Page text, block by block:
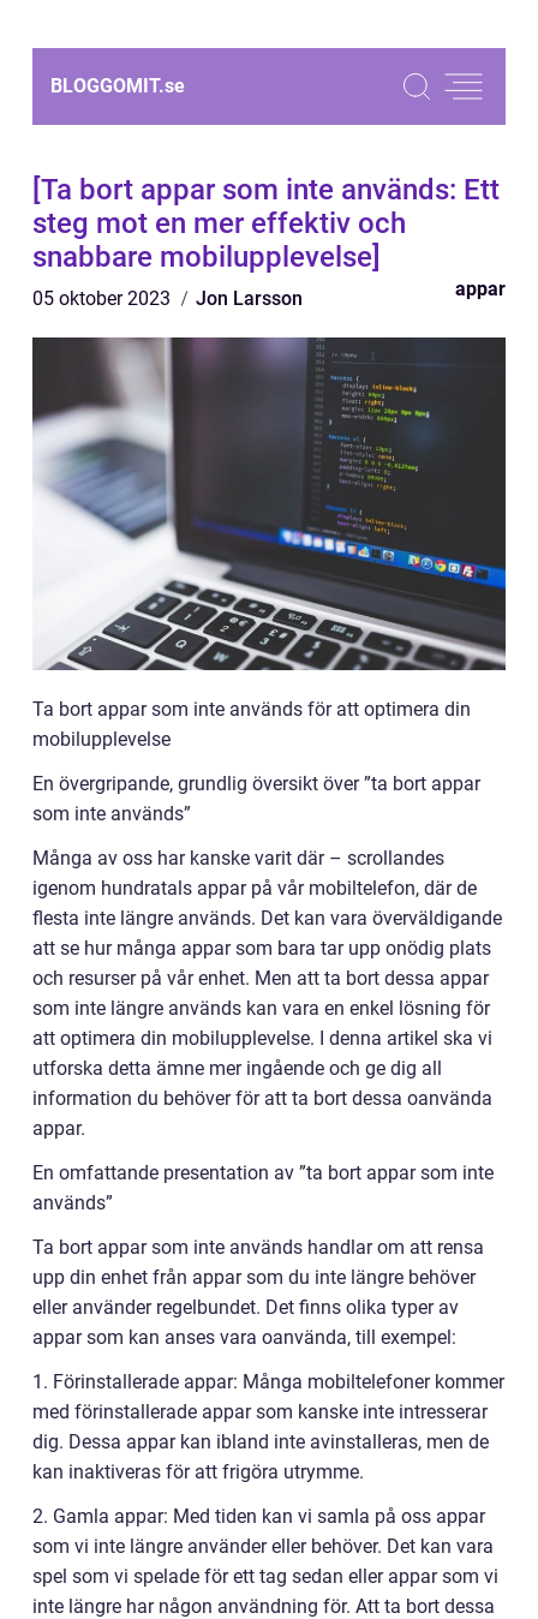
BLOGGOMIT.se
[Ta bort appar som inte används: Ett
steg mot en mer effektiv och
snabbare mobilupplevelse]
05 oktober 2023 Jon Larsson appar
Ta bort appar som inte används för att optimera din
mobilupplevelse
En övergripande, grundlig översikt över ”ta bort appar
som inte används”
Många av oss har kanske varit där – scrollandes
igenom hundratals appar på vår mobiltelefon, där de
flesta inte längre används. Det kan vara överväldigande
att se hur många appar som bara tar upp onödig plats
och resurser på vår enhet. Men att ta bort dessa appar
som inte längre används kan vara en enkel lösning för
att optimera din mobilupplevelse. I denna artikel ska vi
utforska detta ämne mer ingående och ge dig all
information du behöver för att ta bort dessa oanvända
appar.
En omfattande presentation av ”ta bort appar som inte
används”
Ta bort appar som inte används handlar om att rensa
upp din enhet från appar som du inte längre behöver
eller använder regelbundet. Det finns olika typer av
appar som kan anses vara oanvända, till exempel:
1. Förinstallerade appar: Många mobiltelefoner kommer
med förinstallerade appar som kanske inte intresserar
dig. Dessa appar kan ibland inte avinstalleras, men de
kan inaktiveras för att frigöra utrymme.
2. Gamla appar: Med tiden kan vi samla på oss appar
som vi inte längre använder eller behöver. Det kan vara
spel som vi spelade för ett tag sedan eller appar som vi
inte längre har någon användning för. Att ta bort dessa